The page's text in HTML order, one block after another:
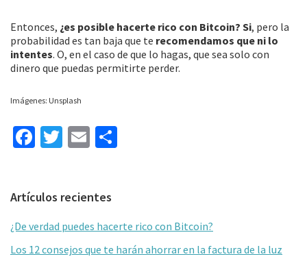
Entonces, ¿es posible hacerte rico con Bitcoin? Si, pero la
probabilidad es tan baja que te recomendamos que ni lo
intentes. O, en el caso de que lo hagas, que sea solo con
dinero que puedas permitirte perder.
Imágenes: Unsplash
Fa
o
o
k
T
er
E
l
ar
tir
Barra
lateral
primaria
Artículos recientes
¿De verdad puedes hacerte rico con Bitcoin?
Los 12 consejos que te harán ahorrar en la factura de la luz